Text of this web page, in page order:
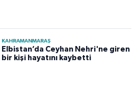
KAHRAMANMARAŞ
Elbistan’da Ceyhan Nehri'ne giren
bir kişi hayatını kaybetti